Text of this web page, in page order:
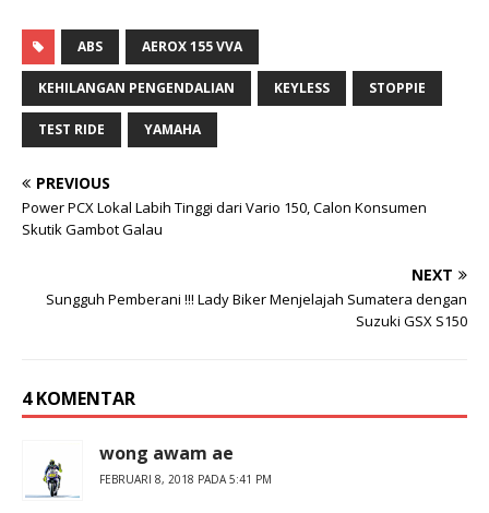
ABS AEROX 155 VVA
KEHILANGAN PENGENDALIAN KEYLESS STOPPIE
TEST RIDE YAMAHA
PREVIOUS
Power PCX Lokal Labih Tinggi dari Vario 150, Calon Konsumen
Skutik Gambot Galau
NEXT
Sungguh Pemberani !!! Lady Biker Menjelajah Sumatera dengan
Suzuki GSX S150
4 KOMENTAR
wong awam ae
FEBRUARI 8, 2018 PADA 5:41 PM